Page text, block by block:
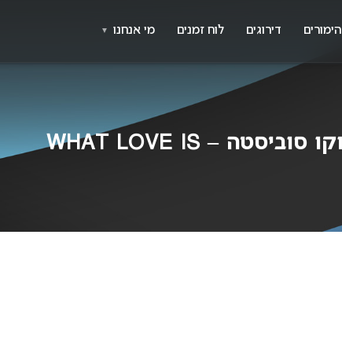
הימורים דירוגים לוח זמנים מי אנחנו ▼